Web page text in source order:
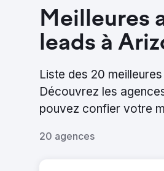
Meilleures
leads à
Liste des 20
Découvrez les
pouvez confier votre
20 agences